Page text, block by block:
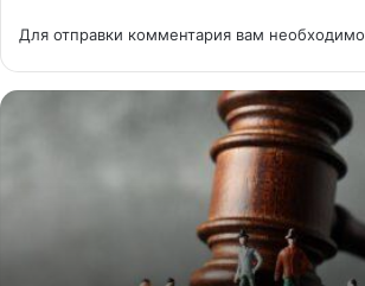
Для отправки комментария вам необходимо